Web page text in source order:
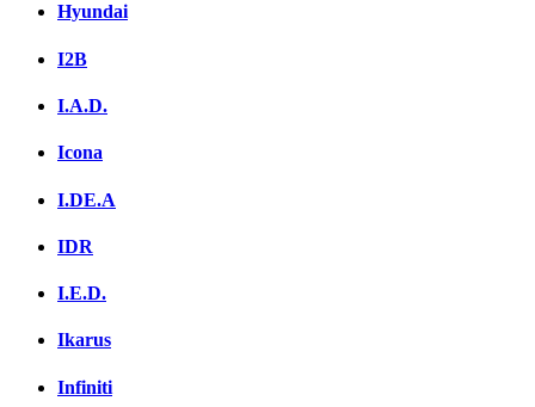
Hyundai
I2B
I.A.D.
Icona
I.DE.A
IDR
I.E.D.
Ikarus
Infiniti